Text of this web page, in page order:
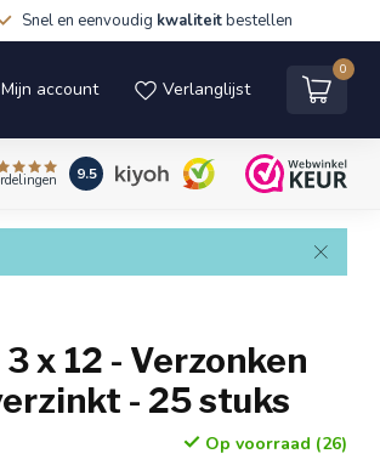
Snel en eenvoudig kwaliteitbestellen
Mijn account Verlanglijst
0
9.5
x 12 - Verzonken
- 25 stuks
Op voorraad (26)